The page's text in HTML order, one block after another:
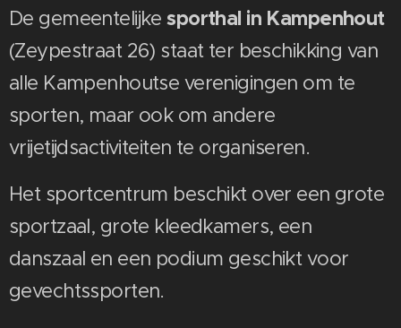
De gemeentelijkesporthal in Kampenhout
(Zeypestraat 26) staat ter beschikking van
alle Kampenhoutse verenigingen om te
sporten, maar ook om andere
vrijetijdsactiviteiten te organiseren.
Het sportcentrum beschikt over een grote
sportzaal, grote kleedkamers, een
danszaal en een podium geschikt voor
gevechtssporten.